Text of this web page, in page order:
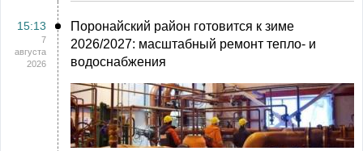
15:13
7
августа
2026
Поронайский район готовится к зиме
2026/2027: масштабный ремонт тепло- и
водоснабжения